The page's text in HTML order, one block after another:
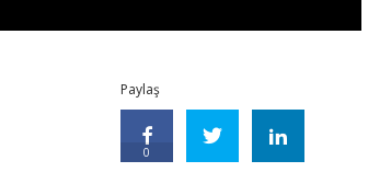
Paylaş
0